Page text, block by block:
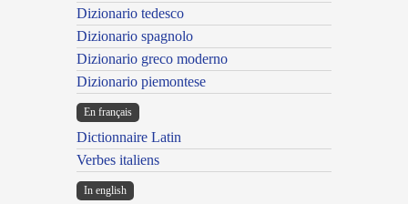
Dizionario tedesco
Dizionario spagnolo
Dizionario greco moderno
Dizionario piemontese
En français
Dictionnaire Latin
Verbes italiens
In english